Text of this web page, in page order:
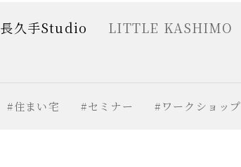
長久手Studio LITTLE KASHIMO
#住まい宅 #セミナー #ワークショップ